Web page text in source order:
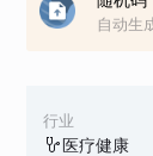
行业
医疗健康
自动生